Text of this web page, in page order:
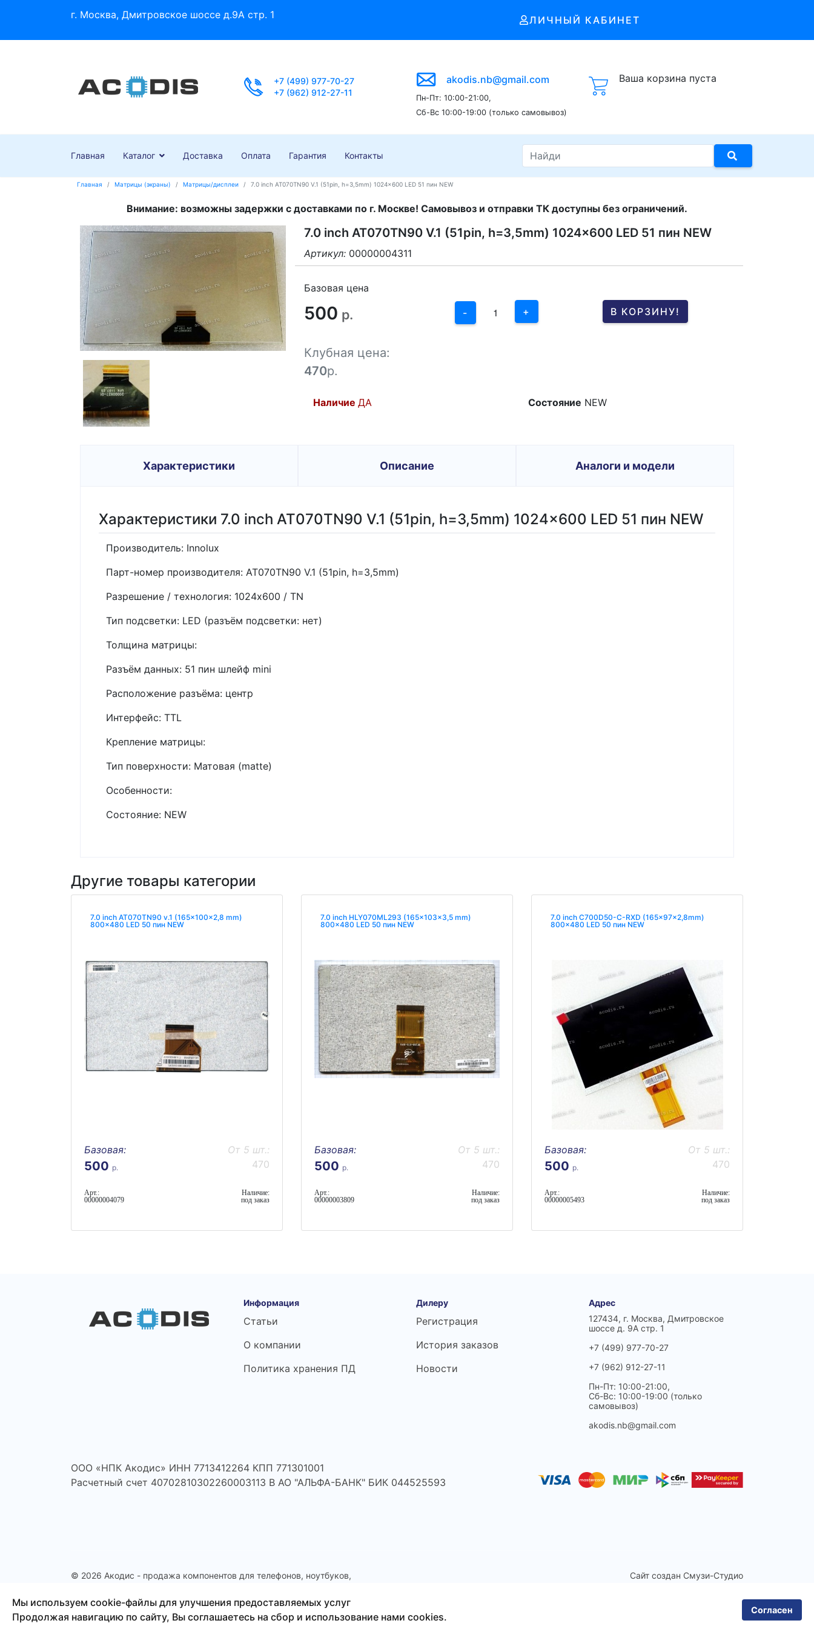
г. Москва, Дмитровское шоссе д.9А стр. 1 ЛИЧНЫЙ КАБИНЕТ
+7 (499) 977-70-27
+7 (962) 912-27-11
akodis.nb@gmail.com
Пн-Пт: 10:00-21:00,
Сб-Вс 10:00-19:00 (только самовывоз)
Ваша корзина пуста
Главная Каталог Доставка Оплата Гарантия Контакты
Главная Матрицы (экраны) Матрицы/дисплеи 7.0 inch AT070TN90 V.1 (51pin, h=3,5mm) 1024x600 LED 51 пин NEW
Внимание: возможны задержки с доставками по г. Москве! Самовывоз и отправки ТК доступны без ограничений.
7.0 inch AT070TN90 V.1 (51pin, h=3,5mm) 1024x600 LED 51 пин NEW
Артикул: 00000004311
Базовая цена
500 р. -
3
1
+ В КОРЗИНУ!
Клубная цена:
470р.
Наличие ДА Состояние NEW
Характеристики Описание Аналоги и модели
Характеристики 7.0 inch AT070TN90 V.1 (51pin, h=3,5mm) 1024x600 LED 51 пин NEW
Производитель: Innolux
Парт-номер производителя: AT070TN90 V.1 (51pin, h=3,5mm)
Разрешение / технология: 1024x600 / TN
Тип подсветки: LED (разъём подсветки: нет)
Толщина матрицы:
Разъём данных: 51 пин шлейф mini
Расположение разъёма: центр
Интерфейс: TTL
Крепление матрицы:
Тип поверхности: Матовая (matte)
Особенности:
Состояние: NEW
Другие товары категории
7.0 inch AT070TN90 v.1 (165x100x2,8 mm)
800x480 LED 50 пин NEW
Базовая:
500 р.
От 5 шт.:
470
Арт.:
00000004079
Наличие:
под заказ
7.0 inch HLY070ML293 (165x103x3,5 mm)
800x480 LED 50 пин NEW
Базовая:
500 р.
От 5 шт.:
470
Арт.:
00000003809
Наличие:
под заказ
7.0 inch C700D50-C-RXD (165x97x2,8mm)
800x480 LED 50 пин NEW
Базовая:
500 р.
От 5 шт.:
470
Арт.:
00000005493
Наличие:
под заказ
Информация
Статьи
О компании
Политика хранения ПД
Дилеру
Регистрация
История заказов
Новости
Адрес
127434, г. Москва, Дмитровское
шоссе д. 9А стр. 1
+7 (499) 977-70-27
+7 (962) 912-27-11
Пн-Пт: 10:00-21:00,
Сб-Вс: 10:00-19:00 (только
самовывоз)
akodis.nb@gmail.com
ООО «НПК Акодис» ИНН 7713412264 КПП 771301001
Расчетный счет 40702810302260003113 В АО "АЛЬФА-БАНК" БИК 044525593
© 2026 Акодис - продажа компонентов для телефонов, ноутбуков,
Сайт создан Смузи-Студио
Мы используем cookie-файлы для улучшения предоставляемых услуг
Продолжая навигацию по сайту, Вы соглашаетесь на сбор и использование нами cookies.
Согласен